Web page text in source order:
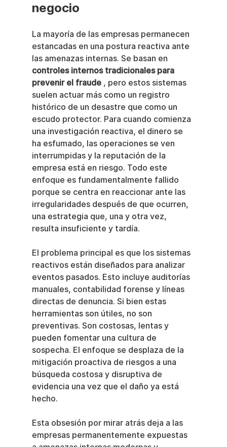
negocio
La mayoría de las empresas permanecen
estancadas en una postura reactiva ante
las amenazas internas. Se basan en
controles internos tradicionales para
prevenir el fraude , pero estos sistemas
suelen actuar más como un registro
histórico de un desastre que como un
escudo protector. Para cuando comienza
una investigación reactiva, el dinero se
ha esfumado, las operaciones se ven
interrumpidas y la reputación de la
empresa está en riesgo. Todo este
enfoque es fundamentalmente fallido
porque se centra en reaccionar ante las
irregularidades después de que ocurren,
una estrategia que, una y otra vez,
resulta insuficiente y tardía.
El problema principal es que los sistemas
reactivos están diseñados para analizar
eventos pasados. Esto incluye auditorías
manuales, contabilidad forense y líneas
directas de denuncia. Si bien estas
herramientas son útiles, no son
preventivas. Son costosas, lentas y
pueden fomentar una cultura de
sospecha. El enfoque se desplaza de la
mitigación proactiva de riesgos a una
búsqueda costosa y disruptiva de
evidencia una vez que el daño ya está
hecho.
Esta obsesión por mirar atrás deja a las
empresas permanentemente expuestas